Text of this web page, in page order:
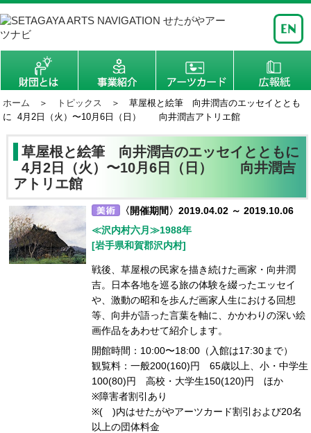
ホーム ＞ トピックス
＞ 草屋根と絵筆 向井潤吉のエッセイととも
に 4月2日（火）〜10月6日（日） 向井潤吉アトリエ館
草屋根と絵筆 向井潤吉のエッセイとともに
4月2日（火）〜10月6日（日） 向井潤吉
アトリエ館
〈開催期間〉2019.04.02 ～ 2019.10.06
≪沢内村六月≫1988年
[岩手県和賀郡沢内村]
戦後、草屋根の民家を描き続けた画家・向井潤
吉。日本各地を巡る旅の体験を綴ったエッセイ
や、激動の昭和を歩んだ画家人生における回想
等、向井が語った言葉を軸に、かかわりの深い絵
画作品をあわせて紹介します。
開館時間：10:00〜18:00（入館は17:30まで）
観覧料：一般200(160)円 65歳以上、小・中学生
100(80)円 高校・大学生150(120)円 ほか
※障害者割引あり
※( )内はせたがやアーツカード割引および20名
以上の団体料金